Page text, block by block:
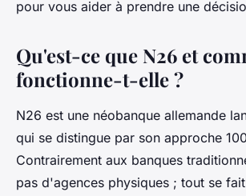
pour vous aider à prendre une
Qu'est-ce que N26 et
fonctionne-t-elle ?
N26 est une néobanque allemande
qui se distingue par son approche
Contrairement aux banques
pas d'agences physiques ; tout se